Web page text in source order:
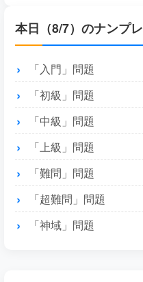
本日（8/7）のナンプレ
「入門」問題
「初級」問題
「中級」問題
「上級」問題
「難問」問題
「超難問」問題
「神域」問題